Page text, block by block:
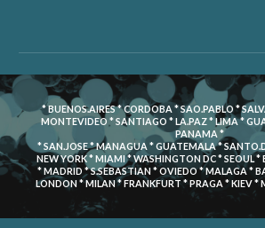
* BUENOS.AIRES * CORDOBA * SAO.PABLO *
MONTEVIDEO * SANTIAGO * LA.PAZ * LIMA *
PANAMA *
* SAN.JOSE * MANAGUA * GUATEMALA *
NEW YORK * MIAMI * WASHINGTON DC * SEOUL *
* MADRID * S.SEBASTIAN * OVIEDO * MALAGA *
LONDON * MILAN * FRANKFURT * PRAGA * KIEV *